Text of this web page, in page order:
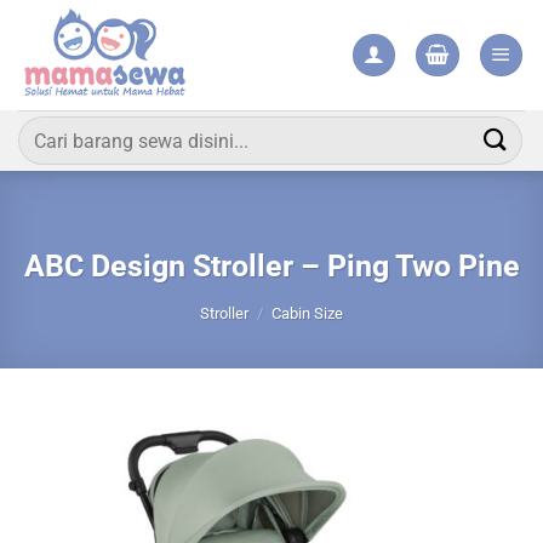
content
Pencarian
untuk:
ABC Design Stroller – Ping Two Pine
Stroller / Cabin Size